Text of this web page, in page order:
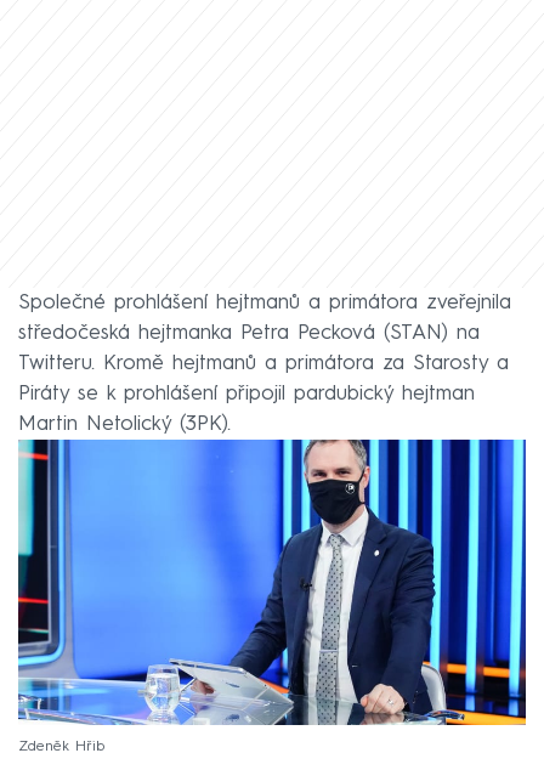
Společné prohlášení hejtmanů a primátora zveřejnila
středočeská hejtmanka Petra Pecková (STAN) na
Twitteru. Kromě hejtmanů a primátora za Starosty a
Piráty se k prohlášení připojil pardubický hejtman
Martin Netolický (3PK).
Zdeněk Hřib